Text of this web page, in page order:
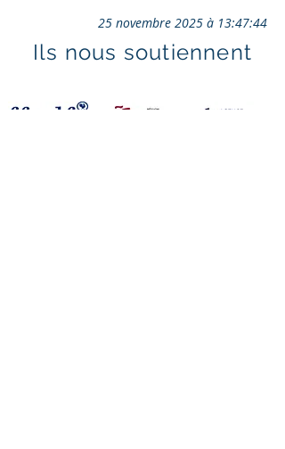
25 novembre 2025 à 13:47:44
Ils nous soutiennent